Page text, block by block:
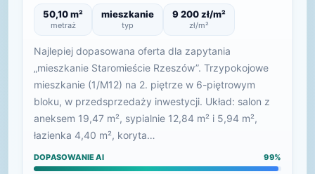
50,10 m²
metraż
mieszkanie
typ
9 200 zł/m²
zł/m²
Najlepiej dopasowana oferta dla zapytania
„mieszkanie Staromieście Rzeszów”. Trzypokojowe
mieszkanie (1/M12) na 2. piętrze w 6-piętrowym
bloku, w przedsprzedaży inwestycji. Układ: salon z
aneksem 19,47 m², sypialnie 12,84 m² i 5,94 m²,
łazienka 4,40 m², koryta…
DOPASOWANIE AI 99%